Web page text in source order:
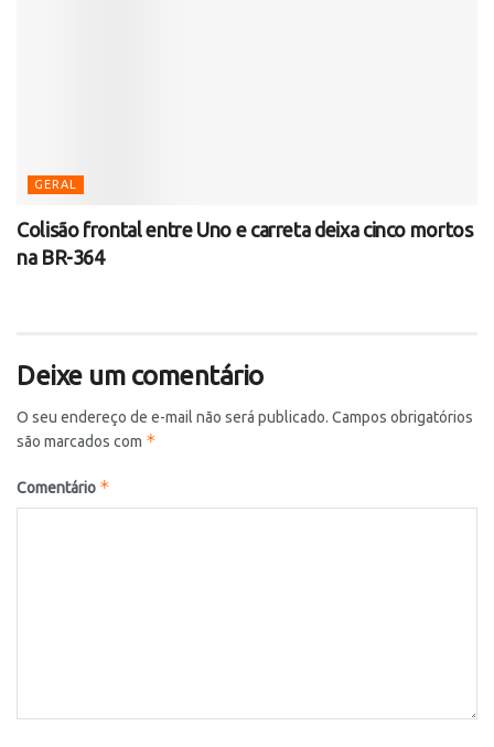
GERAL
Colisão frontal entre Uno e carreta deixa cinco mortos
na BR-364
Deixe um comentário
O seu endereço de e-mail não será publicado. Campos obrigatórios
são marcados com *
Comentário *